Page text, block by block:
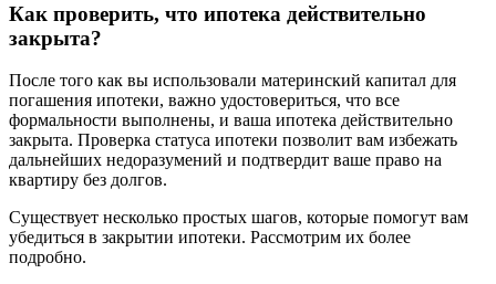
Как проверить, что ипотека действительно
закрыта?
После того как вы использовали материнский капитал для
погашения ипотеки, важно удостовериться, что все
формальности выполнены, и ваша ипотека действительно
закрыта. Проверка статуса ипотеки позволит вам избежать
дальнейших недоразумений и подтвердит ваше право на
квартиру без долгов.
Существует несколько простых шагов, которые помогут вам
убедиться в закрытии ипотеки. Рассмотрим их более
подробно.